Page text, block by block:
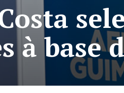
à base